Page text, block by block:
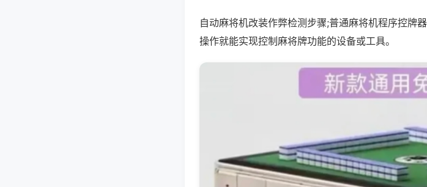
自动麻将机改装作弊检测步骤;普通麻将机程序控牌
操作就能实现控制麻将牌功能的设备或工具。